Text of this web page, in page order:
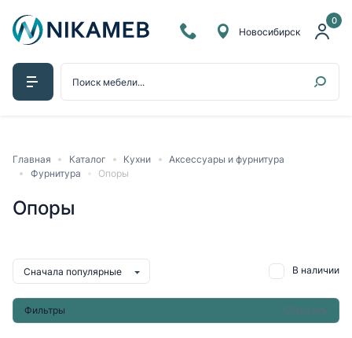
0
Новосибирск
Главная Каталог Кухни
Аксессуары и фурнитура
Фурнитура
Опоры
Опоры
Сначала популярные В наличии
Фильтры Сбросить